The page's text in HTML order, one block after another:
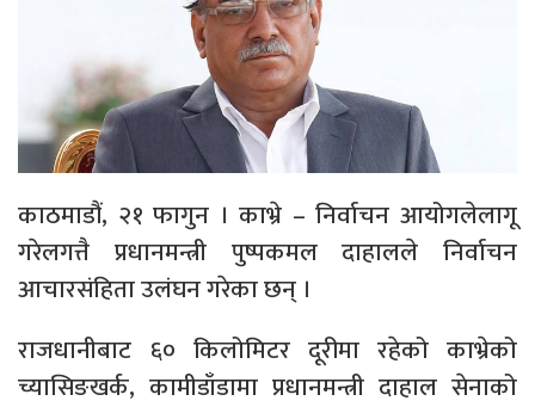
काठमाडौं, २१ फागुन । काभ्रे – निर्वाचन आयोगलेलागू
गरेलगत्तै प्रधानमन्त्री पुष्पकमल दाहालले निर्वाचन
आचारसंहिता उलंघन गरेका छन् ।
राजधानीबाट ६० किलोमिटर दूरीमा रहेको काभ्रेको
च्यासिङखर्क, कामीडाँडामा प्रधानमन्त्री दाहाल सेनाको